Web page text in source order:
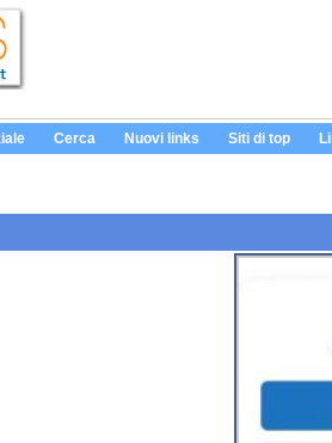
Cerca Nuovi links Siti di top